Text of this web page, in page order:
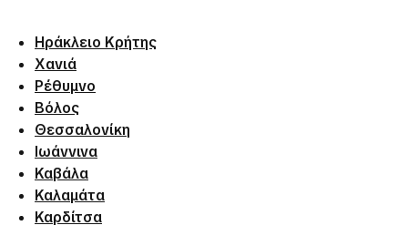
Ηράκλειο Κρήτης
Χανιά
Ρέθυμνο
Βόλος
Θεσσαλονίκη
Ιωάννινα
Καβάλα
Καλαμάτα
Καρδίτσα